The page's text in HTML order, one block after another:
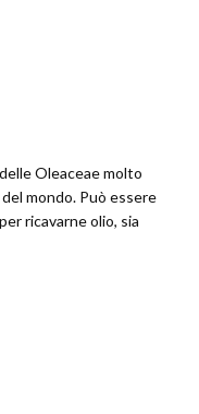
Oleaceae molto
mondo. Può essere
ricavarne olio, sia